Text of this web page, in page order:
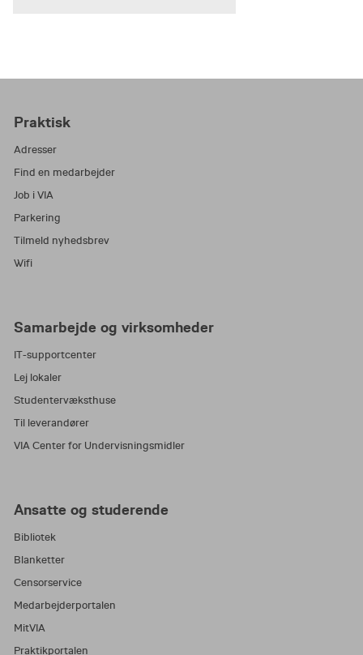
Praktisk
Adresser
Find en medarbejder
Job i VIA
Parkering
Tilmeld nyhedsbrev
Wifi
Samarbejde og virksomheder
IT-supportcenter
Lej lokaler
Studentervæksthuse
Til leverandører
VIA Center for Undervisningsmidler
Ansatte og studerende
Bibliotek
Blanketter
Censorservice
Medarbejderportalen
MitVIA
Praktikportalen